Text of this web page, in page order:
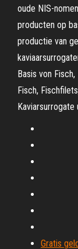
oude NIS-
producten op
productie van
Basis von
Fisch,
Kaviarsurrogate
Gratis